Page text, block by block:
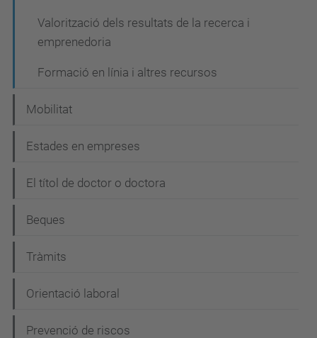
Valorització dels resultats de la recerca i
emprenedoria
Formació en línia i altres recursos
Mobilitat
Estades en empreses
El títol de doctor o doctora
Beques
Tràmits
Orientació laboral
Prevenció de riscos